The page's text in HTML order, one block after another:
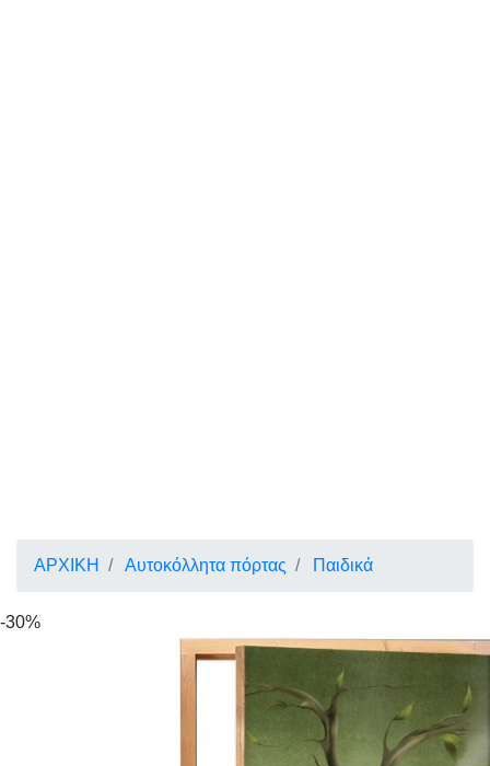
ΑΡΧΙΚΗ Αυτοκόλλητα πόρτας Παιδικά
-30%